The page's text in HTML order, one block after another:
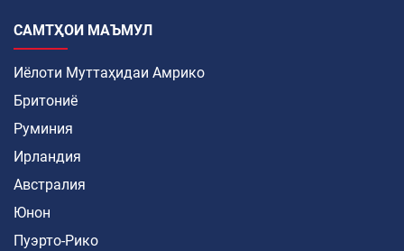
САМТҲОИ МАЪМУЛ
Иёлоти Муттаҳидаи Амрико
Бритониё
Руминия
Ирландия
Австралия
Юнон
Пуэрто-Рико